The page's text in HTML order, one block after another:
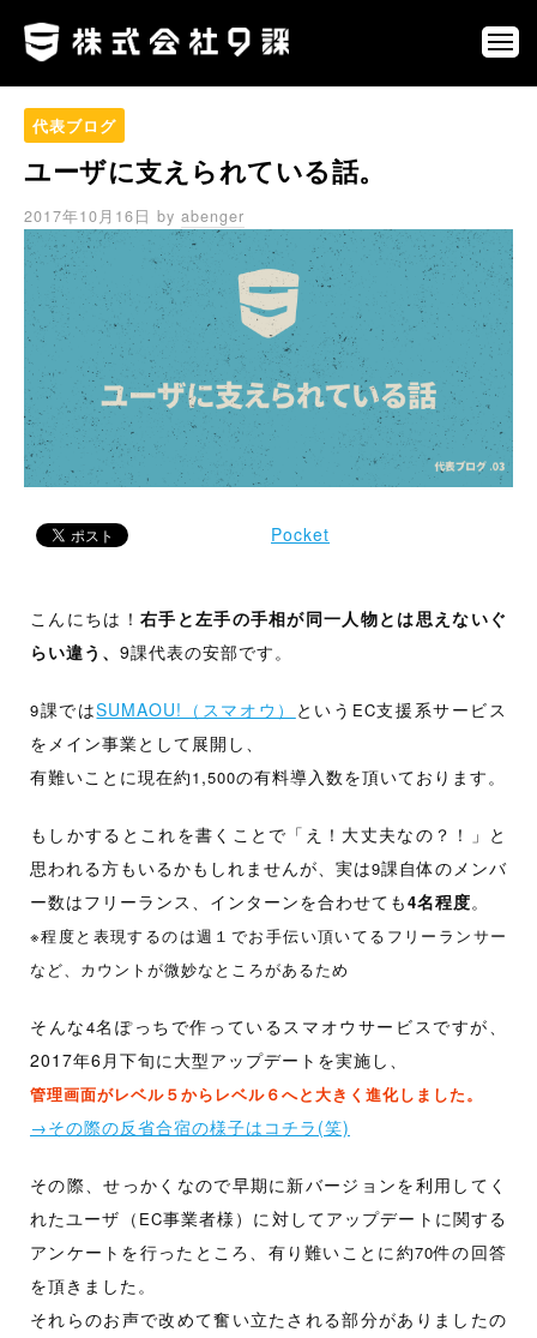
株
式
会
社
9
課
ネ
ッ
ト
を
じ
て
、
第
三
の
選
択
肢
を
り
出
メ
ュ
代表ブログ
ユーザに支えられている話。
2017年10月16日 by abenger
Pocket
こんにちは！ 右手と左手の手相が同一人物とは思えないぐ
らい違う、 9課代表の安部です。
9課ではSUMAOU!（スマオウ） という EC支援系サービス
をメイン事業として展開し、
有難いことに現在約1 ,500の有料導入数を頂いております。
もしかするとこれを書くことで「え！大丈夫なの？！」と
思われる方もいるかもしれませんが、実は9課自体のメンバ
ー数はフリーランス、インターンを合わせても4名程度。
※程度と表現するのは週１でお手伝い頂いてるフリーランサー
など、カウントが微妙なところがあるため
そんな4名ぽっちで作っているスマオウサービスですが、
2017年6月下旬に大型アップデートを実施し、
管理画面がレベル５からレベル６へと大きく進化しました。
→その際の反省合宿の様子はコチラ(笑)
その際、せっかくなので早期に新バージョンを利用してく
れたユーザ（ EC事業者様）に対してアップデートに関する
アンケートを行ったところ、有り難いことに約70件の回答
を頂きました。
それらのお声で改めて奮い立たされる部分がありましたの
式
会
社
課